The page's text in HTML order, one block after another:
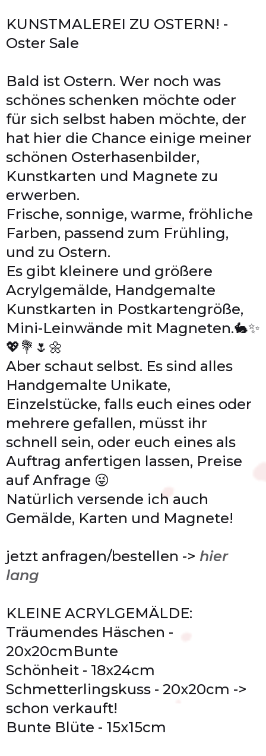
KUNSTMALEREI ZU OSTERN! -
Oster Sale
Bald ist Ostern. Wer noch was
schönes schenken möchte oder
für sich selbst haben möchte, der
hat hier die Chance einige meiner
schönen Osterhasenbilder,
Kunstkarten und Magnete zu
erwerben.
Frische, sonnige, warme, fröhliche
Farben, passend zum Frühling,
und zu Ostern.
Es gibt kleinere und größere
Acrylgemälde, Handgemalte
Kunstkarten in Postkartengröße,
Mini-Leinwände mit Magneten.🐇✨
💖💐🌷🌼
Aber schaut selbst. Es sind alles
Handgemalte Unikate,
Einzelstücke, falls euch eines oder
mehrere gefallen, müsst ihr
schnell sein, oder euch eines als
Auftrag anfertigen lassen, Preise
auf Anfrage 😜
Natürlich versende ich auch
Gemälde, Karten und Magnete!
jetzt anfragen/bestellen -> hier
lang
KLEINE ACRYLGEMÄLDE:
Träumendes Häschen -
20x20cmBunte
Schönheit - 18x24cm
Schmetterlingskuss - 20x20cm ->
schon verkauft!
Bunte Blüte - 15x15cm